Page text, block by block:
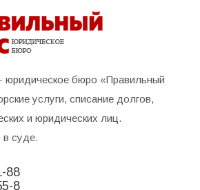
юридическое бюро «Правильный
услуги, списание долгов,
и юридических лиц.
в суде.
88
8